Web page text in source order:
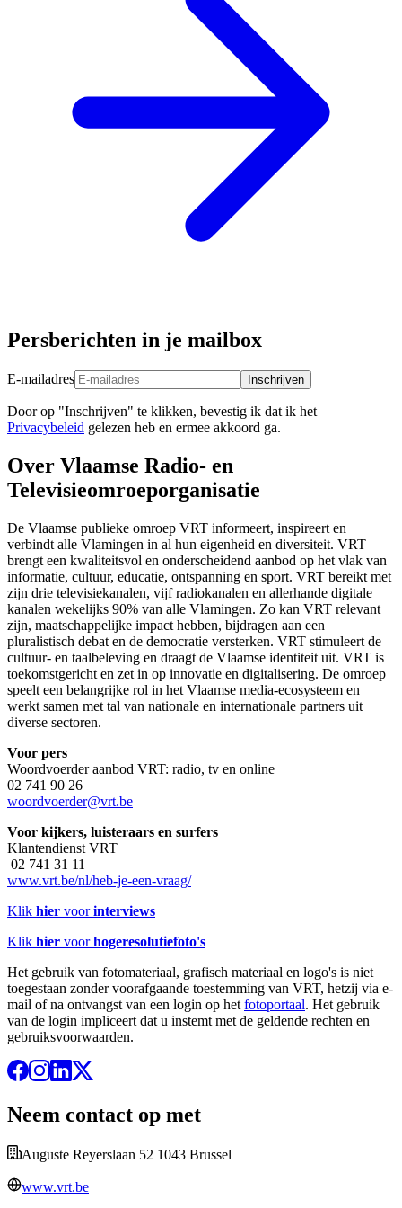
Persberichten in je mailbox
E-mailadres Inschrijven
Door op "Inschrijven" te klikken, bevestig ik dat ik het
Privacybeleid gelezen heb en ermee akkoord ga.
Over Vlaamse Radio- en
Televisieomroeporganisatie
De Vlaamse publieke omroep VRT informeert, inspireert en
verbindt alle Vlamingen in al hun eigenheid en diversiteit. VRT
brengt een kwaliteitsvol en onderscheidend aanbod op het vlak van
informatie, cultuur, educatie, ontspanning en sport. VRT bereikt met
zijn drie televisiekanalen, vijf radiokanalen en allerhande digitale
kanalen wekelijks 90% van alle Vlamingen. Zo kan VRT relevant
zijn, maatschappelijke impact hebben, bijdragen aan een
pluralistisch debat en de democratie versterken. VRT stimuleert de
cultuur- en taalbeleving en draagt de Vlaamse identiteit uit. VRT is
toekomstgericht en zet in op innovatie en digitalisering. De omroep
speelt een belangrijke rol in het Vlaamse media-ecosysteem en
werkt samen met tal van nationale en internationale partners uit
diverse sectoren.
Voor pers
Woordvoerder aanbod VRT: radio, tv en online
02 741 90 26
woordvoerder@vrt.be
Voor kijkers, luisteraars en surfers
Klantendienst VRT
02 741 31 11
www.vrt.be/nl/heb-je-een-vraag/
Klik hier voorinterviews
Klik hier voorhogeresolutiefoto's
Het gebruik van fotomateriaal, grafisch materiaal en logo's is niet
toegestaan zonder voorafgaande toestemming van VRT, hetzij via e-
mail of na ontvangst van een login op het fotoportaal. Het gebruik
van de login impliceert dat u instemt met de geldende rechten en
gebruiksvoorwaarden.
Neem contact op met
Auguste Reyerslaan 52 1043 Brussel
www.vrt.be